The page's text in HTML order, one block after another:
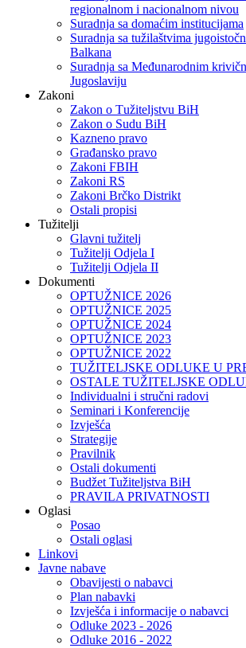
regionalnom i nacionalnom nivou
Suradnja sa domaćim institucijama
Suradnja sa tužilaštvima
Balkana
Suradnja sa Međunarodnim
Jugoslaviju
Zakoni
Zakon o Тužiteljstvu BiH
Zakon o Sudu BiH
Kazneno pravo
Građansko pravo
Zakoni FBIH
Zakoni RS
Zakoni Brčko Distrikt
Ostali propisi
Tužitelji
Glavni tužitelj
Tužitelji Odjela I
Tužitelji Odjela II
Dokumenti
OPTUŽNICE 2026
OPTUŽNICE 2025
OPTUŽNICE 2024
OPTUŽNICE 2023
OPTUŽNICE 2022
TUŽITELJSKE ODLUKE U
OSTALE TUŽITELJSKE
Individualni i stručni radovi
Seminari i Konferencije
Izvješća
Strategije
Pravilnik
Ostali dokumenti
Budžet Tužiteljstva BiH
PRAVILA PRIVATNOSTI
Oglasi
Posao
Ostali oglasi
Linkovi
Javne nabave
Obavijesti o nabavci
Plan nabavki
Izvješća i informacije o nabavci
Odluke 2023 - 2026
Odluke 2016 - 2022